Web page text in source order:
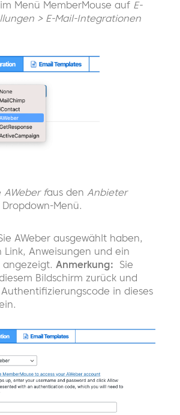
Menü MemberMouse auf E-
> E-Mail-Integrationen
AWeber faus den Anbieter
Dropdown-Menü.
AWeber ausgewählt haben,
Link, Anweisungen und ein
angezeigt. Anmerkung: Sie
Bildschirm zurück und
in dieses